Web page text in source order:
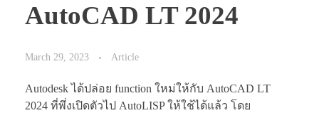
AutoCAD LT 2024
March 29, 2023 Article
Autodesk ได้ปล่อย function ใหม่ให้กับ AutoCAD LT
2024 ที่พึ่งเปิดตัวไป AutoLISP ให้ใช้ได้แล้ว โดย